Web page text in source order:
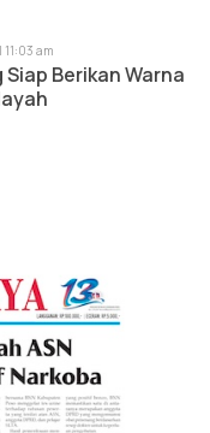
11:03 am
Siap Berikan Warna